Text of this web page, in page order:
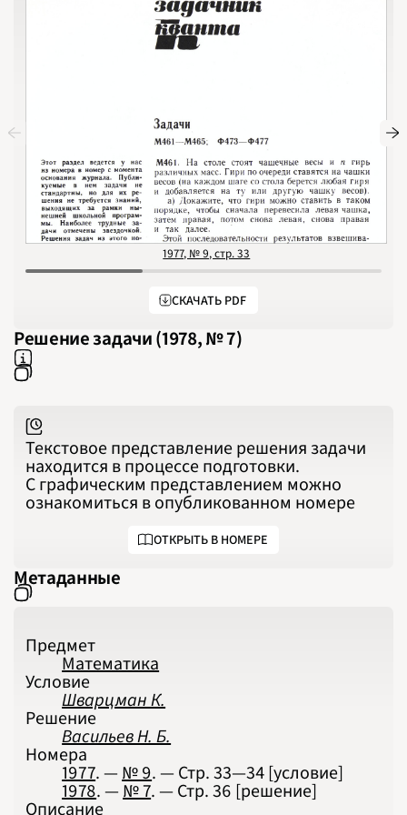
2012
2013
2014
2015
2016
2022
2023
2024
2025
2026
ПОДРОБНО
1977, № 9, стр. 33
СКАЧАТЬ PDF
Решение задачи (1978, № 7)
Текстовое представление решения задачи
находится в процессе подготовки.
С графическим представлением можно
ознакомиться в опубликованном номере
ОТКРЫТЬ В НОМЕРЕ
Метаданные
Предмет
Математика
Условие
Шварцман К.
Решение
Васильев Н. Б.
Номера
1977. —№ 9. — Стр.33—34[условие]
1978. —№ 7. — Стр.36 [решение]
Описание